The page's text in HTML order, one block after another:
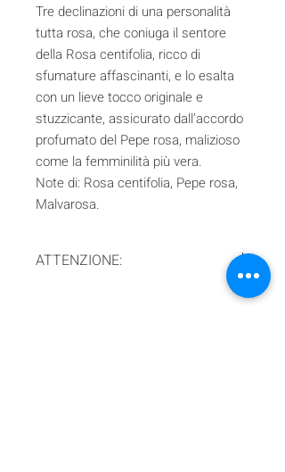
Tre declinazioni di una personalità
tutta rosa, che coniuga il sentore
della Rosa centifolia, ricco di
sfumature affascinanti, e lo esalta
con un lieve tocco originale e
stuzzicante, assicurato dall’accordo
profumato del Pepe rosa, malizioso
come la femminilità più vera.
Note di: Rosa centifolia, Pepe rosa,
Malvarosa.
ATTENZIONE:
In ottemperanza alla legge italiana al